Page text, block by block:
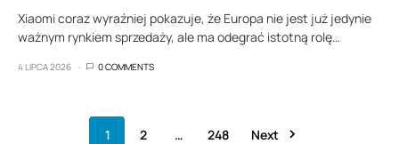
Xiaomi coraz wyraźniej pokazuje, że Europa nie jest już jedynie
ważnym rynkiem sprzedaży, ale ma odegrać istotną rolę…
4 LIPCA 2026 0 COMMENTS
1 2 … 248 Next